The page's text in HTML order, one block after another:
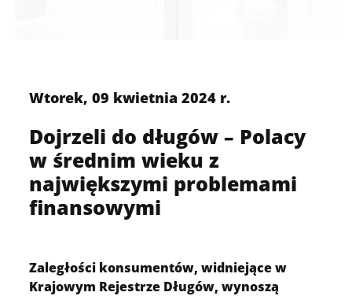
Wtorek, 09 kwietnia 2024 r.
Dojrzeli do długów – Polacy
w średnim wieku z
największymi problemami
finansowymi
Zaległości konsumentów, widniejące w
Krajowym Rejestrze Długów, wynoszą